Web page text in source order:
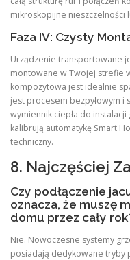
mikroskopijne nieszczelności
Faza IV: Czysty
Urządzenie transportowane
montowane w Twojej strefie
kompozytowa jest idealnie
jest procesem bezpyłowym i
wymiennik ciepła do instalacji
kalibrują automatykę Smart
techniczny.
8. Najczęściej
Czy podłączenie
oznacza, że muszę
domu przez cały
Nie. Nowoczesne systemy
posiadają dedykowane tryby